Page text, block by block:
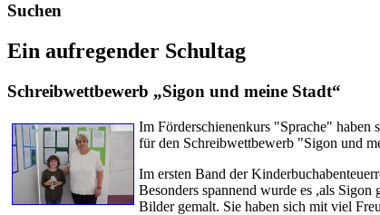
Suchen
Ein aufregender Schultag
Schreibwettbewerb „Sigon und meine Stadt“
Im Förderschienenkurs "Sprache" haben
für den Schreibwettbewerb "Sigon und
Im ersten Band der
Besonders spannend wurde es ,als
Bilder gemalt. Sie haben sich mit viel